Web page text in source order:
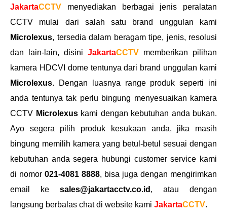
JakartaCCTV menyediakan berbagai jenis peralatan
CCTV mulai dari salah satu brand unggulan kami
Microlexus, tersedia dalam beragam tipe, jenis, resolusi
dan lain-lain, disini JakartaCCTV memberikan pilihan
kamera HDCVI dome tentunya dari brand unggulan kami
Microlexus. Dengan luasnya range produk seperti ini
anda tentunya tak perlu bingung menyesuaikan kamera
CCTV Microlexus kami dengan kebutuhan anda bukan.
Ayo segera pilih produk kesukaan anda, jika masih
bingung memilih kamera yang betul-betul sesuai dengan
kebutuhan anda segera hubungi customer service kami
di nomor 021-4081 8888, bisa juga dengan mengirimkan
email ke sales@jakartacctv.co.id , atau dengan
langsung berbalas chat di website kami JakartaCCTV.